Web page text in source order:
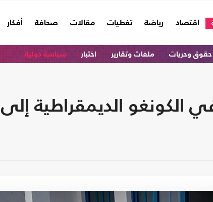
اقتصاد رياضة تغطيات مقالات صحافة أفكار
حقوق وحريات ملفات وتقارير اختبار سياسة دولية
الديمقراطية إلى 710 حالات و149 وفاة